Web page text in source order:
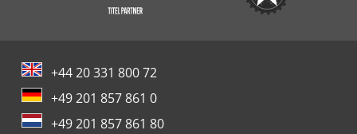
+44 20 331 800 72
+49 201 857 861 0
+49 201 857 861 80